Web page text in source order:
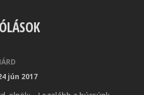
jún 2017